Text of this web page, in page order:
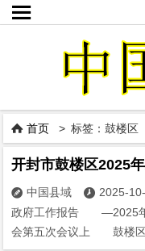

 首页 > 标签：鼓楼区
开封市鼓楼区2025
 中国县域  2025-
政府工作报告 —2025年
会第五次会议上 鼓楼区